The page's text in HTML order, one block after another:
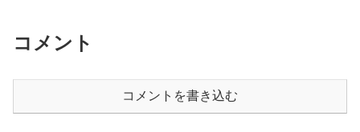
コメント
コメントを書き込む